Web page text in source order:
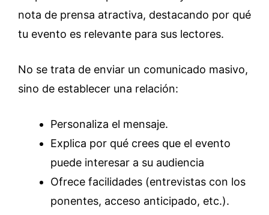
nota de prensa atractiva, destacando por qué
tu evento es relevante para sus lectores.
No se trata de enviar un comunicado masivo,
sino de establecer una relación:
Personaliza el mensaje.
Explica por qué crees que el evento
puede interesar a su audiencia
Ofrece facilidades (entrevistas con los
ponentes, acceso anticipado, etc.).